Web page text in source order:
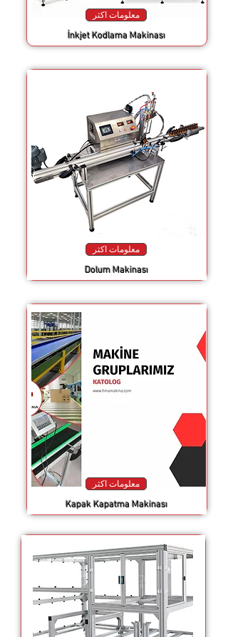
معلومات اكثر
İnkjet Kodlama Makinası
معلومات اكثر
Dolum Makinası
معلومات اكثر
Kapak Kapatma Makinası